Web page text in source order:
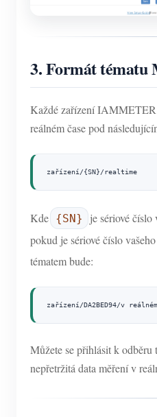
3. Formát tématu
Každé zařízení
reálném čase pod
zařízení/{SN}/realtime
Kde {SN}
je sériové
pokud je sériové číslo
tématem bude:
zařízení/DA2BED94/v
Můžete se přihlásit k odběru
nepřetržitá data měření v